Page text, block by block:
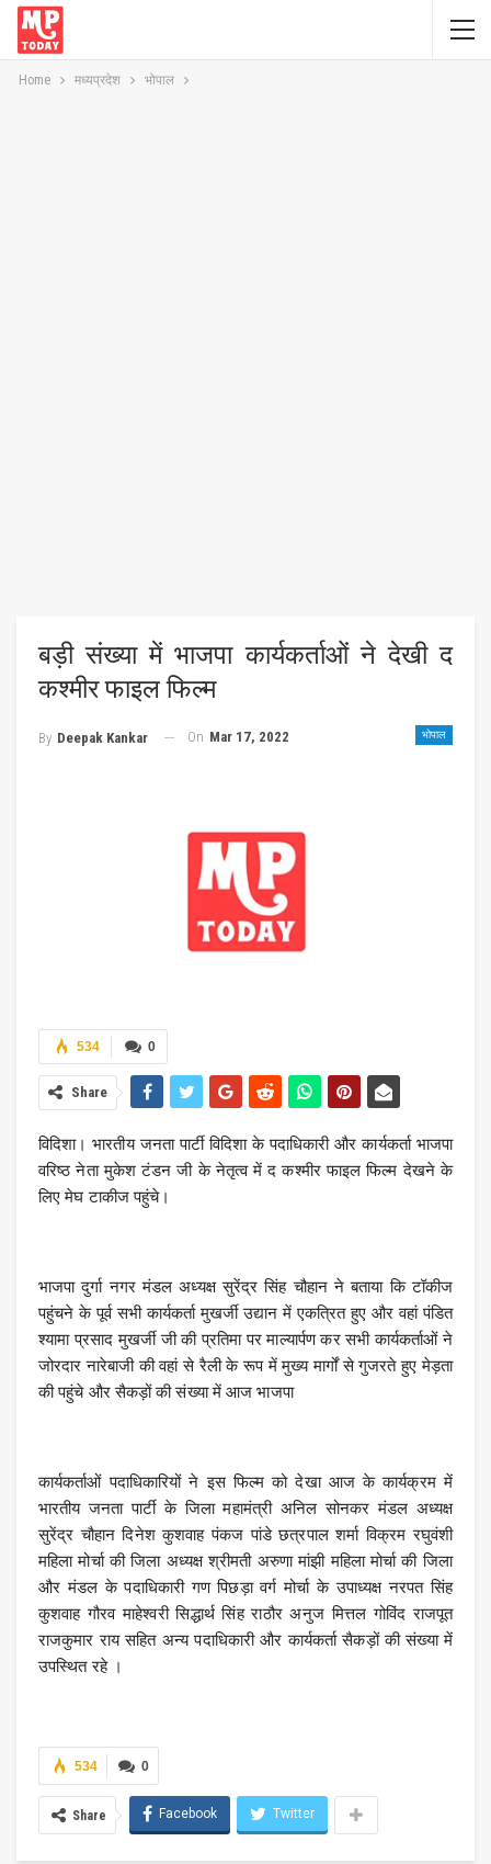
Home मध्यप्रदेश भोपाल
बड़ी संख्या में भाजपा कार्यकर्ताओं ने देखी द
कश्मीर फाइल फिल्म
भोपाल
By Deepak Kankar On Mar 17, 2022
0
534
Share
विदिशा। भारतीय जनता पार्टी विदिशा के पदाधिकारी और कार्यकर्ता भाजपा
वरिष्ठ नेता मुकेश टंडन जी के नेतृत्व में द कश्मीर फाइल फिल्म देखने के
लिए मेघ टाकीज पहुंचे।
भाजपा दुर्गा नगर मंडल अध्यक्ष सुरेंद्र सिंह चौहान ने बताया कि टॉकीज
पहुंचने के पूर्व सभी कार्यकर्ता मुखर्जी उद्यान में एकत्रित हुए और वहां पंडित
श्यामा प्रसाद मुखर्जी जी की प्रतिमा पर माल्यार्पण कर सभी कार्यकर्ताओं ने
जोरदार नारेबाजी की वहां से रैली के रूप में मुख्य मार्गों से गुजरते हुए मेड़ता
की पहुंचे और सैकड़ों की संख्या में आज भाजपा
कार्यकर्ताओं पदाधिकारियों ने इस फिल्म को देखा आज के कार्यक्रम में
भारतीय जनता पार्टी के जिला महामंत्री अनिल सोनकर मंडल अध्यक्ष
सुरेंद्र चौहान दिनेश कुशवाह पंकज पांडे छत्रपाल शर्मा विक्रम रघुवंशी
महिला मोर्चा की जिला अध्यक्ष श्रीमती अरुणा मांझी महिला मोर्चा की जिला
और मंडल के पदाधिकारी गण पिछड़ा वर्ग मोर्चा के उपाध्यक्ष नरपत सिंह
कुशवाह गौरव माहेश्वरी सिद्धार्थ सिंह राठौर अनुज मित्तल गोविंद राजपूत
राजकुमार राय सहित अन्य पदाधिकारी और कार्यकर्ता सैकड़ों की संख्या में
उपस्थित रहे ।
0
534
Share Facebook Twitter